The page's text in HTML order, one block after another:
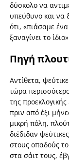
δύσκολο να
υπεύθυνο και να
ότι, «πιάσαμε
ξαναγίνει το
Πηγή
Αντίθετα,
τώρα
της
πριν από έξι
μικρή πόλη,
διέδιδαν
στους οπαδούς
στα σάιτ τους,